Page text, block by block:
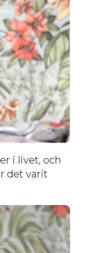
i livet, och
det varit